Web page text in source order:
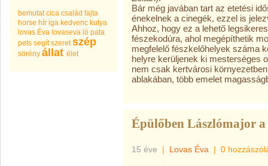
bemutat cica család fajta
horse hír iga kedvenc kutya
lovas Éva lovaseva ló pata
pets segít szeret szép
sörény állat élet
Bár még javában tart az etetési
énekelnek a cinegék, ezzel is
Ahhoz, hogy ez a lehető
fészekodúra, ahol megépíthetik
megfelelő fészkelőhelyek száma
helyre kerüljenek ki mesterséges
nem csak kertvárosi
ablakában, több emelet
Épülőben Lászlómajor
15 éve | Lovas Éva | 0